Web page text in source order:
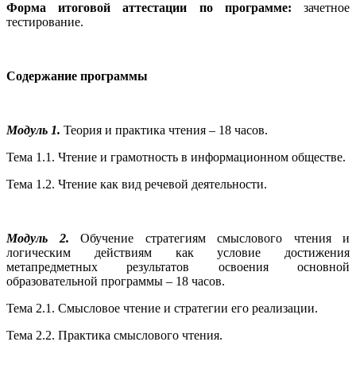
Форма итоговой аттестации по программе: зачетное
тестирование.
Содержание программы
Модуль 1. Теория и практика чтения – 18 часов.
Тема 1.1. Чтение и грамотность в информационном обществе.
Тема 1.2. Чтение как вид речевой деятельности.
Модуль 2. Обучение стратегиям смыслового чтения и
логическим действиям как условие достижения
метапредметных результатов освоения основной
образовательной программы – 18 часов.
Тема 2.1. Смысловое чтение и стратегии его реализации.
Тема 2.2. Практика смыслового чтения.